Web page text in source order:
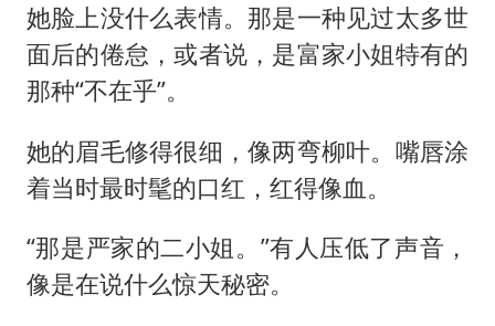
她脸上没什么表情。那是一种见过太多世
面后的倦怠，或者说，是富家小姐特有的
那种“不在乎”。
她的眉毛修得很细，像两弯柳叶。嘴唇涂
着当时最时髦的口红，红得像血。
“那是严家的二小姐。”有人压低了声音，
像是在说什么惊天秘密。